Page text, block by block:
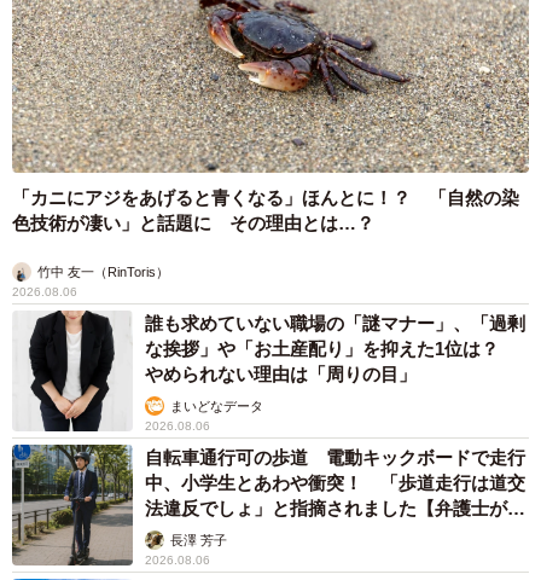
「カニにアジをあげると青くなる」ほんとに！？ 「自然の染
色技術が凄い」と話題に その理由とは…？
竹中 友一（RinToris）
2026.08.06
誰も求めていない職場の「謎マナー」、「過剰
な挨拶」や「お土産配り」を抑えた1位は？
やめられない理由は「周りの目」
まいどなデータ
2026.08.06
自転車通行可の歩道 電動キックボードで走行
中、小学生とあわや衝突！ 「歩道走行は道交
法違反でしょ」と指摘されました【弁護士が解
説】長澤 芳子
2026.08.06